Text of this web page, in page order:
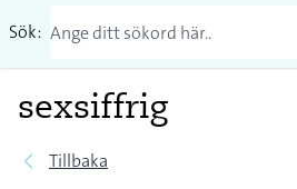
Sök:
sexsiffrig
Tillbaka